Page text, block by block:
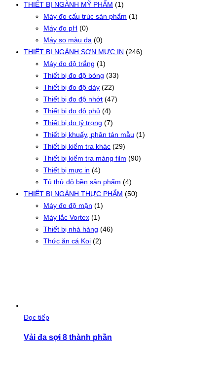
THIẾT BỊ NGÀNH MỸ PHẨM (1)
Máy đo cấu trúc sản phẩm (1)
Máy đo pH (0)
Máy so màu da (0)
THIẾT BỊ NGÀNH SƠN MỰC IN (246)
Máy đo độ trắng (1)
Thiết bị đo độ bóng (33)
Thiết bị đo độ dày (22)
Thiết bị đo độ nhớt (47)
Thiết bị đo độ phủ (4)
Thiết bị đo tỷ trọng (7)
Thiết bị khuấy, phân tán mẫu (1)
Thiết bị kiểm tra khác (29)
Thiết bị kiểm tra màng film (90)
Thiết bị mực in (4)
Tủ thử độ bền sản phẩm (4)
THIẾT BỊ NGÀNH THỰC PHẨM (50)
Máy đo độ mặn (1)
Máy lắc Vortex (1)
Thiết bị nhà hàng (46)
Thức ăn cá Koi (2)
Đọc tiếp
Vải đa sợi 8 thành phần